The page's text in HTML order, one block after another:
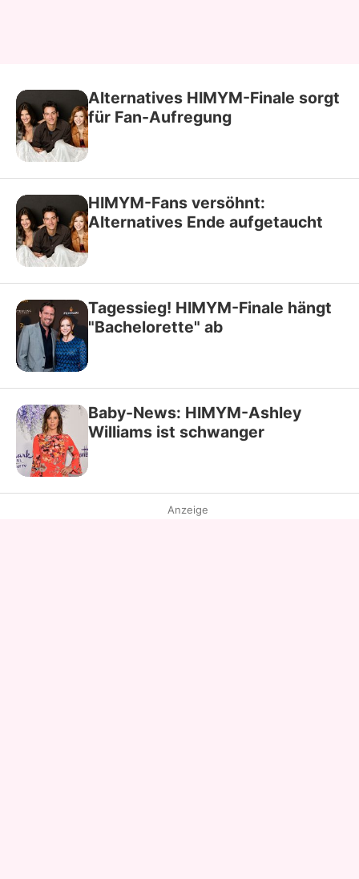
Alternatives HIMYM-Finale sorgt
für Fan-Aufregung
HIMYM-Fans versöhnt:
Alternatives Ende aufgetaucht
Tagessieg! HIMYM-Finale hängt
"Bachelorette" ab
Baby-News: HIMYM-Ashley
Williams ist schwanger
Anzeige